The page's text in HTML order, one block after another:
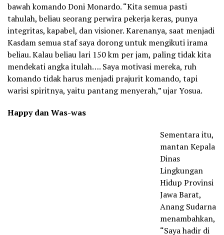
bawah komando Doni Monardo. “Kita semua pasti
tahulah, beliau seorang perwira pekerja keras, punya
integritas, kapabel, dan visioner. Karenanya, saat menjadi
Kasdam semua staf saya dorong untuk mengikuti irama
beliau. Kalau beliau lari 150 km per jam, paling tidak kita
mendekati angka itulah…. Saya motivasi mereka, ruh
komando tidak harus menjadi prajurit komando, tapi
warisi spiritnya, yaitu pantang menyerah,” ujar Yosua.
Happy dan Was-was
Sementara itu,
mantan Kepala
Dinas
Lingkungan
Hidup Provinsi
Jawa Barat,
Anang Sudarna
menambahkan,
“Saya hadir di